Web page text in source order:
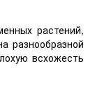
растений,
разнообразной
всхожесть